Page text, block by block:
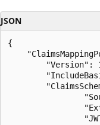
JSON
{
"Version":